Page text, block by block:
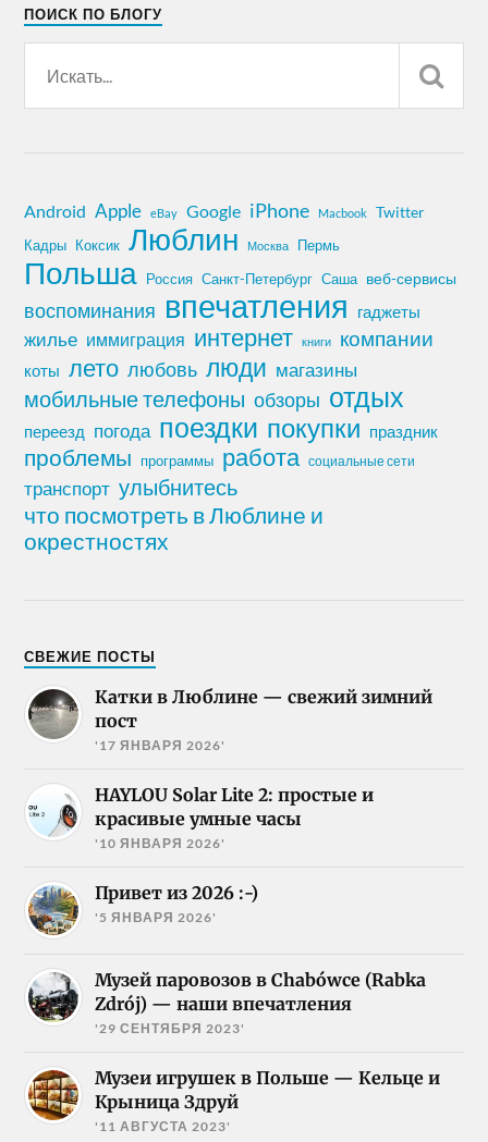
ПОИСК ПО БЛОГУ
Android Apple eBay Google iPhone Macbook Twitter
Кадры Коксик Люблин Москва Пермь
Польша Россия Санкт-Петербург Саша веб-сервисы
воспоминания впечатления гаджеты
жилье иммиграция интернет книги компании
коты лето любовь люди магазины
мобильные телефоны обзоры отдых
переезд погода поездки покупки праздник
проблемы программы работа социальные сети
транспорт улыбнитесь
что посмотреть в Люблине и
окрестностях
СВЕЖИЕ ПОСТЫ
Катки в Люблине — свежий зимний
пост
'17 ЯНВАРЯ 2026'
HAYLOU Solar Lite 2: простые и
красивые умные часы
'10 ЯНВАРЯ 2026'
Привет из 2026 :-)
'5 ЯНВАРЯ 2026'
Музей паровозов в Chabówce (Rabka
Zdrój) — наши впечатления
'29 СЕНТЯБРЯ 2023'
Музеи игрушек в Польше — Кельце и
Крыница Здруй
'11 АВГУСТА 2023'